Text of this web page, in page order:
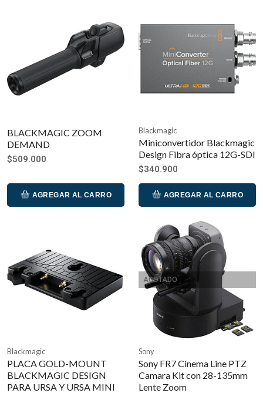
BLACKMAGIC ZOOM
DEMAND
$509.000
AGREGAR AL CARRO
Blackmagic
Miniconvertidor Blackmagic
Design Fibra óptica 12G-SDI
$340.900
AGREGAR AL CARRO
Blackmagic
PLACA GOLD-MOUNT
BLACKMAGIC DESIGN
PARA URSA Y URSA MINI
AGOTADO
Sony
Sony FR7 Cinema Line PTZ
Camara Kit con 28-135mm
Lente Zoom